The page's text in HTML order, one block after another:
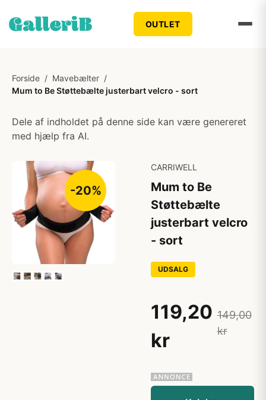
OUTLET
Forside / Mavebælter /
Mum to Be Støttebælte justerbart velcro - sort
Dele af indholdet på denne side kan være genereret
med hjælp fra AI.
-20%
CARRIWELL
Mum to Be
Støttebælte
justerbart velcro
- sort
UDSALG
119,20
kr
149,00
kr